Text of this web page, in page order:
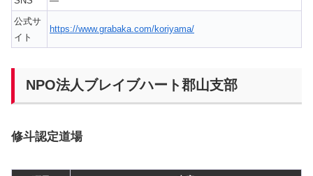
公式サ
イト
https://www.grabaka.com/koriyama/
NPO法人ブレイブハート郡山支部
修斗認定道場